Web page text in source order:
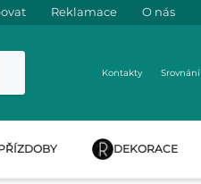
Reklamace O nás
Kontakty Srovnání
DEKORACE